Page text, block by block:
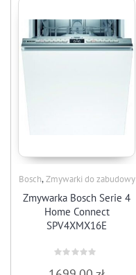
Bosch,Zmywarki do zabudowy
Zmywarka Bosch Serie 4
Home Connect
SPV4XMX16E
0